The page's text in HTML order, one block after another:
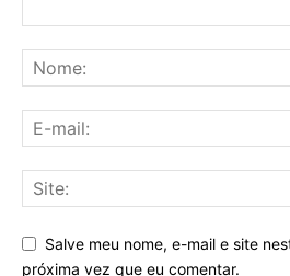
Salve meu nome, e-mail e site
próxima vez que eu comentar.